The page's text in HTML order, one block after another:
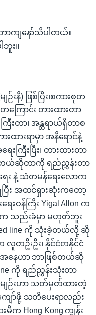
တာကျနော်သိပါတယ်။
ဘူး။
ဉ်းနီ) ဖြစ်ပြီး၊စကားစုတ
ြောင်း တားထားတာ
ြီးတာ၊ အန္တရာယ်ရှိတာစ
ထားရာမှာ အနီရောင်နဲ့
ကြီးပြီး၊ တားထားတာ
င်တယ်ဆိုတာကို ရည်ညွှန်းတာ
း နဲ့ သံတမန်ရေးလောက
ြီး အထင်ရှားဆုံးကတော့
ေးဝန်ကြီး Yigal Allon က
က သည်းခံမှာ မဟုတ်ဘူး
red line ကို သုံးခဲ့တယ်လို့ ဆို
တဦးဦး၊ နိုင်ငံတနိုင်ငံ
အနေဟာ ဘာဖြစ်တယ်ဆို
ကို ရည်ညွှန်းသုံးတာ
မျဉ်းဟာ သတ်မှတ်ထားတဲ့
ော်ဖို့ သတိပေးရာလည်း
က Hong Kong ကျွန်း